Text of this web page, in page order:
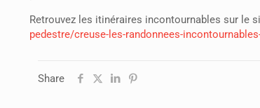
Retrouvez les itinéraires incontournables sur le
pedestre/creuse-les-randonnees-
Share